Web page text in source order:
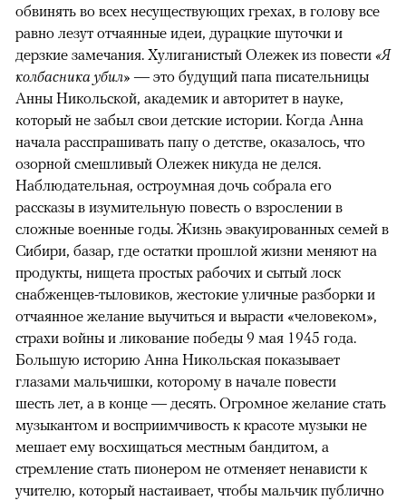
обвинять во всех несуществующих грехах, в голову все
равно лезут отчаянные идеи, дурацкие шуточки и
дерзкие замечания. Хулиганистый Олежек из повести «Я
колбасника убил» — это будущий папа писательницы
Анны Никольской, академик и авторитет в науке,
который не забыл свои детские истории. Когда Анна
начала расспрашивать папу о детстве, оказалось, что
озорной смешливый Олежек никуда не делся.
Наблюдательная, остроумная дочь собрала его
рассказы в изумительную повесть о взрослении в
сложные военные годы. Жизнь эвакуированных семей в
Сибири, базар, где остатки прошлой жизни меняют на
продукты, нищета простых рабочих и сытый лоск
снабженцев-тыловиков, жестокие уличные разборки и
отчаянное желание выучиться и вырасти «человеком»,
страхи войны и ликование победы 9 мая 1945 года.
Большую историю Анна Никольская показывает
глазами мальчишки, которому в начале повести
шесть лет, а в конце — десять. Огромное желание стать
музыкантом и восприимчивость к красоте музыки не
мешает ему восхищаться местным бандитом, а
стремление стать пионером не отменяет ненависти к
учителю, который настаивает, чтобы мальчик публично